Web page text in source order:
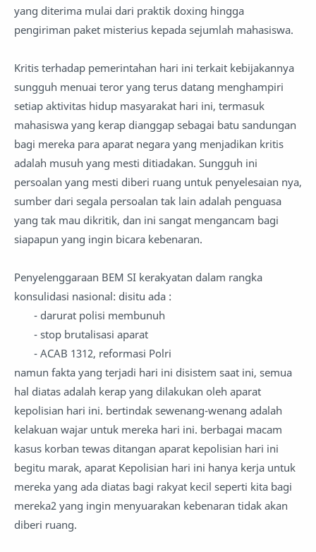
yang diterima mulai dari praktik doxing hingga
pengiriman paket misterius kepada sejumlah mahasiswa.
Kritis terhadap pemerintahan hari ini terkait kebijakannya
sungguh menuai teror yang terus datang menghampiri
setiap aktivitas hidup masyarakat hari ini, termasuk
mahasiswa yang kerap dianggap sebagai batu sandungan
bagi mereka para aparat negara yang menjadikan kritis
adalah musuh yang mesti ditiadakan. Sungguh ini
persoalan yang mesti diberi ruang untuk penyelesaian nya,
sumber dari segala persoalan tak lain adalah penguasa
yang tak mau dikritik, dan ini sangat mengancam bagi
siapapun yang ingin bicara kebenaran.
Penyelenggaraan BEM SI kerakyatan dalam rangka
konsulidasi nasional: disitu ada :
- darurat polisi membunuh
- stop brutalisasi aparat
- ACAB 1312, reformasi Polri
namun fakta yang terjadi hari ini disistem saat ini, semua
hal diatas adalah kerap yang dilakukan oleh aparat
kepolisian hari ini. bertindak sewenang-wenang adalah
kelakuan wajar untuk mereka hari ini. berbagai macam
kasus korban tewas ditangan aparat kepolisian hari ini
begitu marak, aparat Kepolisian hari ini hanya kerja untuk
mereka yang ada diatas bagi rakyat kecil seperti kita bagi
mereka2 yang ingin menyuarakan kebenaran tidak akan
diberi ruang.